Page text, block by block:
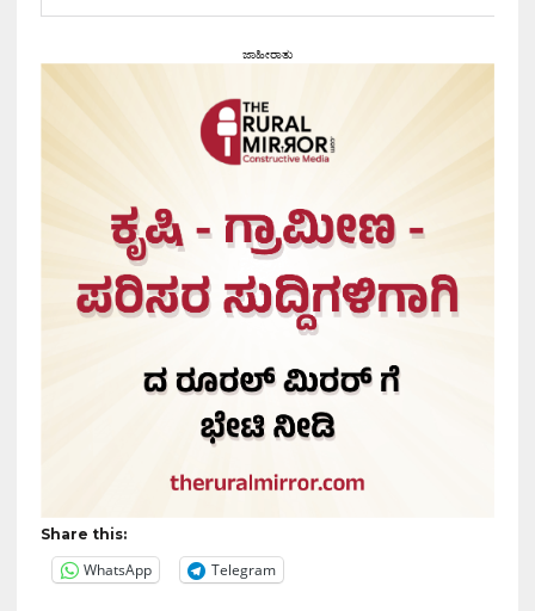
ಜಾಹೀರಾತು
Share this:
WhatsApp Telegram